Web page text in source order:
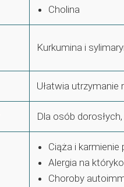
Cholina
Kurkumina i
Ułatwia
Dla osób
Ciąża i karmienie
Alergia na
Choroby